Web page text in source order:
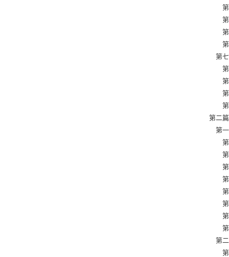
第
第
第
第
第七
第
第
第
第
第二
第一
第
第
第
第
第
第
第
第
第二
第